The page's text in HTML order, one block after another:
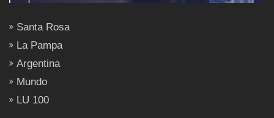
Santa Rosa
La Pampa
Argentina
Mundo
LU 100